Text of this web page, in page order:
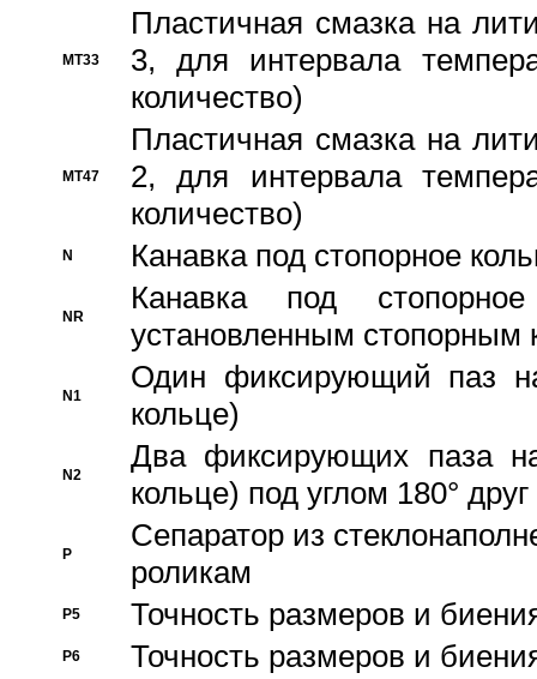
MT33
Пластичная смазка на
3, для интервала
количество)
MT47
Пластичная смазка на
2, для интервала
количество)
N Канавка под стопорное
NR
Канавка под
установленным стопорным
N1
Один фиксирующий паз
кольце)
N2
Два фиксирующих паза
кольце) под углом 180° друг
P
Cепаратор из
роликам
P5 Точность размеров и
P6 Точность размеров и